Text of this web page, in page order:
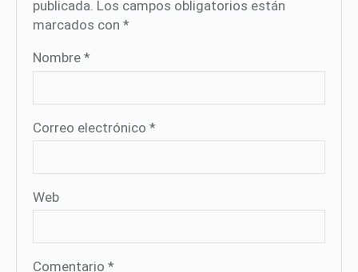
publicada. Los campos obligatorios están
marcados con *
Nombre *
Correo electrónico *
Web
Comentario *